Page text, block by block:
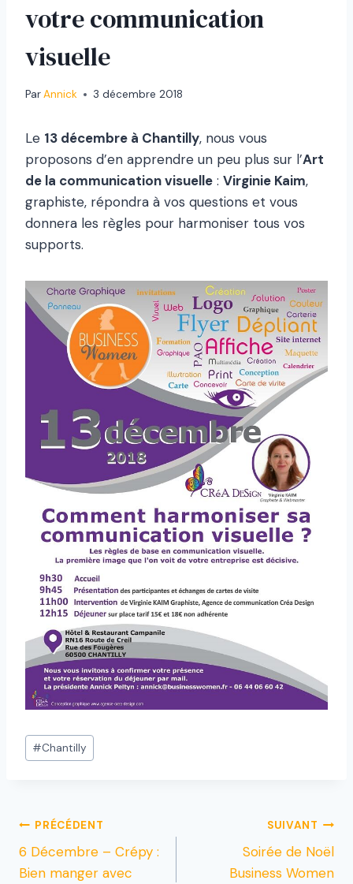
votre communication
visuelle
ParAnnick 3 décembre 2018
Le 13 décembre à Chantilly, nous vous
proposons d’en apprendre un peu plus sur l’Art
de la communication visuelle : Virginie Kaim,
graphiste, répondra à vos questions et vous
donnera les règles pour harmoniser tous vos
supports.
#Chantilly
PRÉCÉDENT
6 Décembre – Crépy :
Bien manger avec
SUIVANT
Soirée de Noël
Business Women